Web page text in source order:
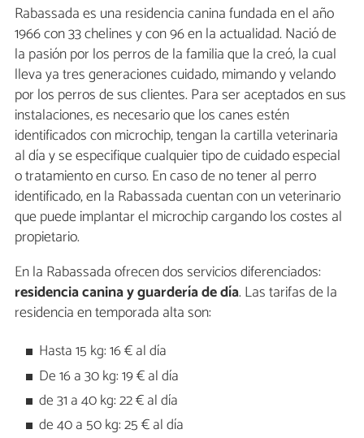
Rabassada es una residencia canina fundada en el año
1966 con 33 chelines y con 96 en la actualidad. Nació de
la pasión por los perros de la familia que la creó, la cual
lleva ya tres generaciones cuidado, mimando y velando
por los perros de sus clientes. Para ser aceptados en sus
instalaciones, es necesario que los canes estén
identificados con microchip, tengan la cartilla veterinaria
al día y se especifique cualquier tipo de cuidado especial
o tratamiento en curso. En caso de no tener al perro
identificado, en la Rabassada cuentan con un veterinario
que puede implantar el microchip cargando los costes al
propietario.
En la Rabassada ofrecen dos servicios diferenciados:
residencia canina y guardería de día. Las tarifas de la
residencia en temporada alta son:
Hasta 15 kg: 16 € al día
De 16 a 30 kg: 19 € al día
de 31 a 40 kg: 22 € al día
de 40 a 50 kg: 25 € al día